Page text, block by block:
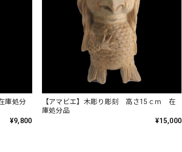
庫処分
¥9,800
【アマビエ】木彫り彫刻 高さ15ｃｍ 在
庫処分品
¥15,000